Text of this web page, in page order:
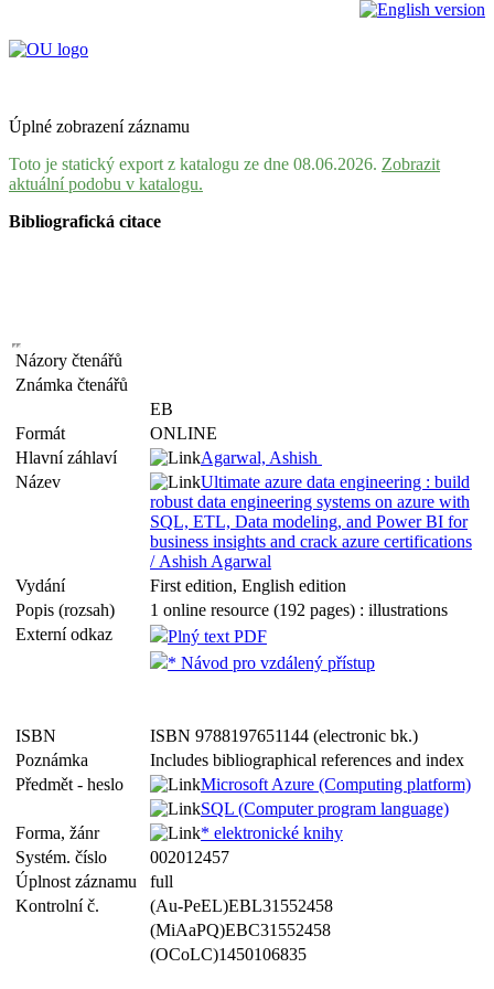
Úplné zobrazení záznamu
Toto je statický export z katalogu ze dne 08.06.2026. Zobrazit
aktuální podobu v katalogu.
Bibliografická citace
Názory čtenářů
Známka čtenářů
EB
Formát
ONLINE
Hlavní záhlaví
Agarwal, Ashish
Název
Ultimate azure data engineering : build
robust data engineering systems on azure with
SQL, ETL, Data modeling, and Power BI for
business insights and crack azure certifications
/ Ashish Agarwal
Vydání
First edition, English edition
Popis (rozsah)
1 online resource (192 pages) : illustrations
Externí odkaz
Plný text PDF
* Návod pro vzdálený přístup
ISBN
ISBN 9788197651144 (electronic bk.)
Poznámka
Includes bibliographical references and index
Předmět - heslo
Microsoft Azure (Computing platform)
SQL (Computer program language)
Forma, žánr
* elektronické knihy
Systém. číslo
002012457
Úplnost záznamu
full
Kontrolní č.
(Au-PeEL)EBL31552458
(MiAaPQ)EBC31552458
(OCoLC)1450106835